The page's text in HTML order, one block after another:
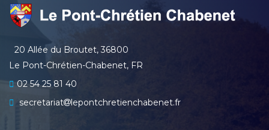
20 Allée du Broutet, 36800
Le Pont-Chrétien-Chabenet, FR
02 54 25 81 40
secretariat
lepontchretienchabenet.fr